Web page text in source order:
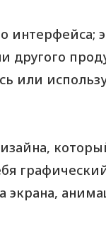
интерфейса;
другого
или
экрана,